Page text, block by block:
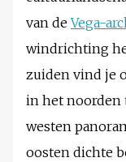
van deVega-
windrichting
zuiden vind je
in het noorden
westen
oosten dichte